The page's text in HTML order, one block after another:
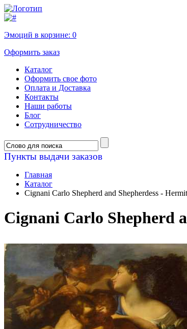
Эмоций в корзине: 0
Оформить заказ
Каталог
Оформить свое фото
Оплата и Доставка
Контакты
Наши работы
Блог
Сотрудничество
Пункты выдачи заказов
Главная
Каталог
Cignani Carlo Shepherd and Shepherdess -
Cignani Carlo Shepherd